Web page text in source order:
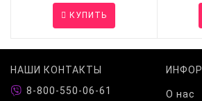
КУПИТЬ
НАШИ КОНТАКТЫ
8-800-550-06-61
О нас